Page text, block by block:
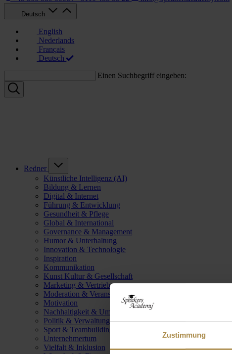
Zustimmung
Deutsch
English
Nederlands
Français
Deutsch
Einen Suchbegriff eingeben:
Redner
Künstliche Intelligenz (AI)
Bildung & Lernen
Digital & Internet
Führung & Entwicklung
Gesundheit & Pflege
Global & International
Governance & Management
Humor & Unterhaltung
Innovation & Technologie
Inspiration
Kommunikation
Kunst Kultur & Gesellschaft
Marketing & Vertrieb
Moderation & Veranstaltungsleitung
Motivation
Nachhaltigkeit & Umwelt
Politik & Verwaltung
Sport & Teambuilding
Unternehmertum
Vielfalt & Inklusion